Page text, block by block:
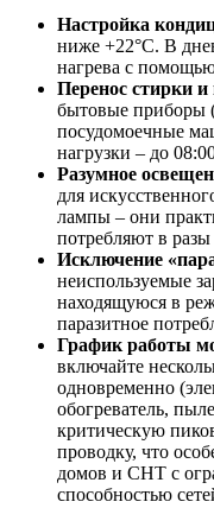
Настройка
ниже +22°C. В
нагрева с
Перенос стирки
бытовые приборы
посудомоечные
нагрузки – до
Разумное
для
лампы – они
потребляют в
Исключение
неиспользуемые
находящуюся в
паразитное
График работы
включайте
одновременно
обогреватель,
критическую
проводку, что
домов и СНТ с
способностью